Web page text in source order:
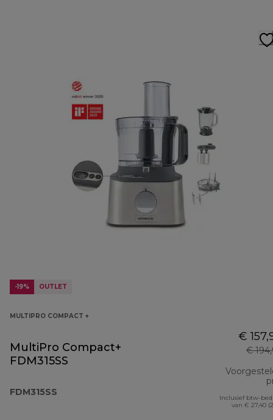
-19% OUTLET
MULTIPRO COMPACT +
MultiPro Compact+
FDM315SS
FDM315SS
€
€
Inclusief btw-
van € 27,40